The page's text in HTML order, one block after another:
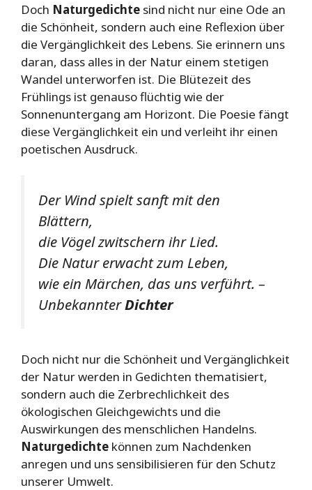
Doch Naturgedichte sind nicht nur eine Ode an
die Schönheit, sondern auch eine Reflexion über
die Vergänglichkeit des Lebens. Sie erinnern uns
daran, dass alles in der Natur einem stetigen
Wandel unterworfen ist. Die Blütezeit des
Frühlings ist genauso flüchtig wie der
Sonnenuntergang am Horizont. Die Poesie fängt
diese Vergänglichkeit ein und verleiht ihr einen
poetischen Ausdruck.
Der Wind spielt sanft mit den
Blättern,
die Vögel zwitschern ihr Lied.
Die Natur erwacht zum Leben,
wie ein Märchen, das uns verführt. –
UnbekannterDichter
Doch nicht nur die Schönheit und Vergänglichkeit
der Natur werden in Gedichten thematisiert,
sondern auch die Zerbrechlichkeit des
ökologischen Gleichgewichts und die
Auswirkungen des menschlichen Handelns.
Naturgedichte können zum Nachdenken
anregen und uns sensibilisieren für den Schutz
unserer Umwelt.